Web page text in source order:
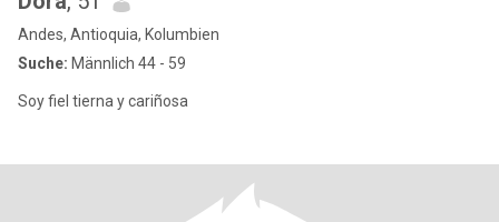
Andes, Antioquia, Kolumbien
Suche: Männlich 44 - 59
Soy fiel tierna y cariñosa